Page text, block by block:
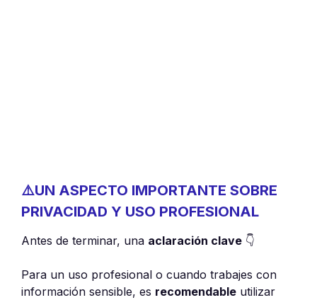
⚠️UN ASPECTO IMPORTANTE SOBRE
PRIVACIDAD Y USO PROFESIONAL
Antes de terminar, una aclaración clave 👇
Para un uso profesional o cuando trabajes con
información sensible, es recomendable utilizar